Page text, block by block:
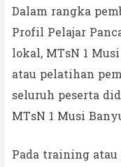
Dalam rangka
Profil Pelajar
lokal, MTsN 1
atau pelatihan
seluruh peserta
MTsN 1 Musi
Pada training